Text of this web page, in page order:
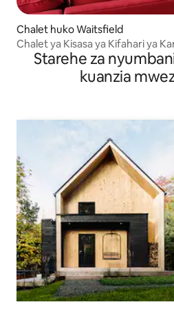
Chalet huko Waitsfield
Chalet ya Kisasa ya Kifahari ya
Starehe za
kuanzia